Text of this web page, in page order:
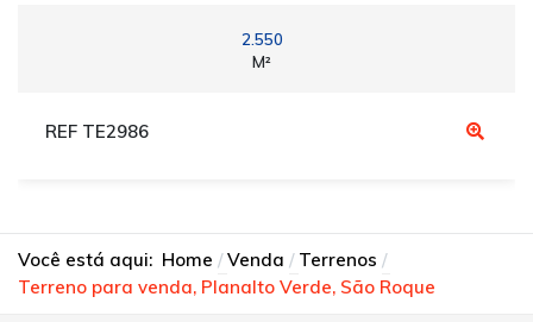
2.550
M²
REF TE2986
Você está aqui: Home Venda
Terrenos
Terreno para venda, Planalto Verde, São Roque